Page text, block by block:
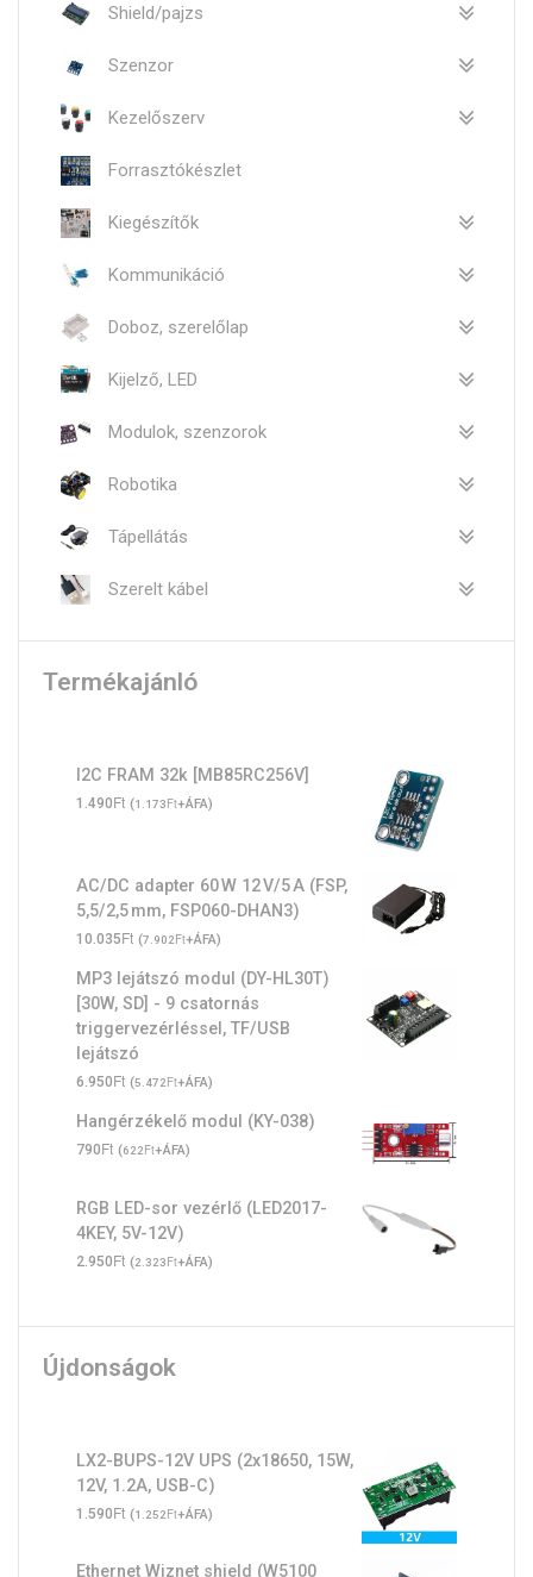
Shield/pajzs
Szenzor
Kezelőszerv
Forrasztókészlet
Kiegészítők
Kommunikáció
Doboz, szerelőlap
Kijelző, LED
Modulok, szenzorok
Robotika
Tápellátás
Szerelt kábel
Termékajánló
I2C FRAM 32k [MB85RC256V]
1.490Ft (1.173Ft+ÁFA)
AC/DC adapter 60 W 12 V/5 A (FSP,
5,5/2,5 mm, FSP060-DHAN3)
10.035Ft (7.902Ft+ÁFA)
MP3 lejátszó modul (DY-HL30T)
[30W, SD] - 9 csatornás
triggervezérléssel, TF/USB
lejátszó
6.950Ft (5.472Ft+ÁFA)
Hangérzékelő modul (KY-038)
790Ft (622Ft+ÁFA)
RGB LED-sor vezérlő (LED2017-
4KEY, 5V-12V)
2.950Ft (2.323Ft+ÁFA)
Újdonságok
LX2-BUPS-12V UPS (2x18650, 15W,
12V, 1.2A, USB-C)
1.590Ft (1.252Ft+ÁFA)
Ethernet Wiznet shield (W5100